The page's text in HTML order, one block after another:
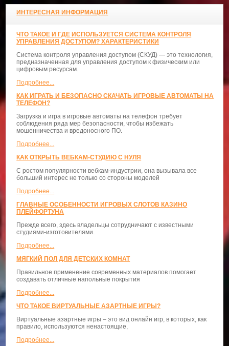
ИНТЕРЕСНАЯ ИНФОРМАЦИЯ
ЧТО ТАКОЕ И ГДЕ ИСПОЛЬЗУЕТСЯ СИСТЕМА КОНТРОЛЯ
УПРАВЛЕНИЯ ДОСТУПОМ? ХАРАКТЕРИСТИКИ
Система контроля управления доступом (СКУД) — это технология,
предназначенная для управления доступом к физическим или
цифровым ресурсам.
Подробнее...
КАК ИГРАТЬ И БЕЗОПАСНО СКАЧАТЬ ИГРОВЫЕ АВТОМАТЫ НА
ТЕЛЕФОН?
Загрузка и игра в игровые автоматы на телефон требует
соблюдения ряда мер безопасности, чтобы избежать
мошенничества и вредоносного ПО.
Подробнее...
КАК ОТКРЫТЬ ВЕБКАМ-СТУДИЮ С НУЛЯ
С ростом популярности вебкам-индустрии, она вызывала все
больший интерес не только со стороны моделей
Подробнее...
ГЛАВНЫЕ ОСОБЕННОСТИ ИГРОВЫХ СЛОТОВ КАЗИНО
ПЛЕЙФОРТУНА
Прежде всего, здесь владельцы сотрудничают с известными
студиями-изготовителями.
Подробнее...
МЯГКИЙ ПОЛ ДЛЯ ДЕТСКИХ КОМНАТ
Правильное применение современных материалов помогает
создавать отличные напольные покрытия
Подробнее...
ЧТО ТАКОЕ ВИРТУАЛЬНЫЕ АЗАРТНЫЕ ИГРЫ?
Виртуальные азартные игры – это вид онлайн игр, в которых, как
правило, используются ненастоящие,
Подробнее...